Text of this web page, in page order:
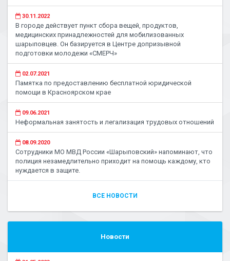
30.11.2022
В городе действует пункт сбора вещей, продуктов,
медицинских принадлежностей для мобилизованных
шарыповцев. Он базируется в Центре допризывной
подготовки молодежи «СМЕРЧ»
02.07.2021
Памятка по предоставлению бесплатной юридической
помощи в Красноярском крае
09.06.2021
Неформальная занятость и легализация трудовых отношений
08.09.2020
Сотрудники МО МВД России «Шарыповский» напоминают, что
полиция незамедлительно приходит на помощь каждому, кто
нуждается в защите.
ВСЕ НОВОСТИ
Новости